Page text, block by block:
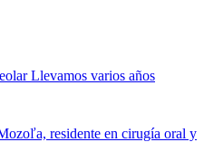
Llevamos varios años
residente en cirugía oral y